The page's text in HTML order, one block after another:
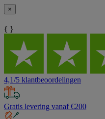
×
{ }
4,1/5 klantbeoordelingen
Gratis levering vanaf €200